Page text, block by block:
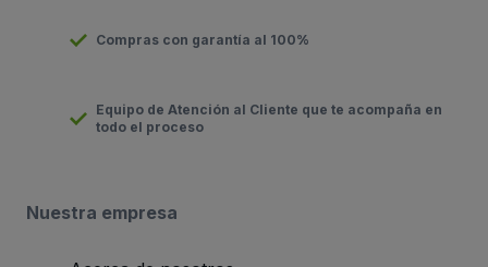
Compras con garantía al 100%
Equipo de Atención al Cliente que te acompaña en
todo el proceso
Nuestra empresa